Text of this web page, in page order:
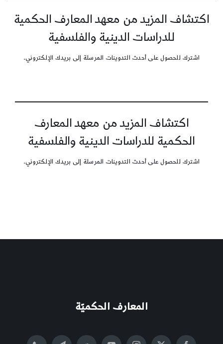
اكتشاف المزيد من معهد المعارف الحكمية
للدراسات الدينية والفلسفية
اشترك للحصول على أحدث التدوينات المرسلة إلى بريدك الإلكتروني.
اكتشاف المزيد من معهد المعارف
الحكمية للدراسات الدينية والفلسفية
اشترك للحصول على أحدث التدوينات المرسلة إلى بريدك الإلكتروني.
المعارف الحكميّة